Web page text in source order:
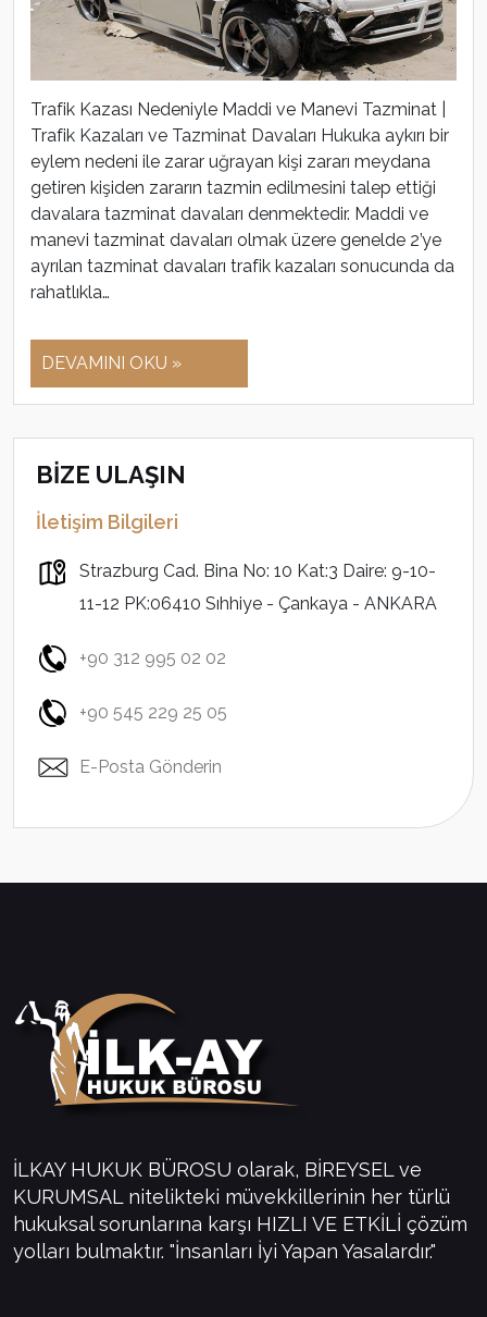
Trafik Kazası Nedeniyle Maddi ve Manevi Tazminat |
Trafik Kazaları ve Tazminat Davaları Hukuka aykırı bir
eylem nedeni ile zarar uğrayan kişi zararı meydana
getiren kişiden zararın tazmin edilmesini talep ettiği
davalara tazminat davaları denmektedir. Maddi ve
manevi tazminat davaları olmak üzere genelde 2’ye
ayrılan tazminat davaları trafik kazaları sonucunda da
rahatlıkla…
DEVAMINI OKU »
BİZE ULAŞIN
İletişim Bilgileri
Strazburg Cad. Bina No: 10 Kat:3 Daire: 9-10-
11-12 PK:06410 Sıhhiye - Çankaya - ANKARA
+90 312 995 02 02
+90 545 229 25 05
E-Posta Gönderin
İLKAY HUKUK BÜROSU olarak, BİREYSEL ve
KURUMSAL nitelikteki müvekkillerinin her türlü
hukuksal sorunlarına karşı HIZLI VE ETKİLİ çözüm
yolları bulmaktır. "İnsanları İyi Yapan Yasalardır."